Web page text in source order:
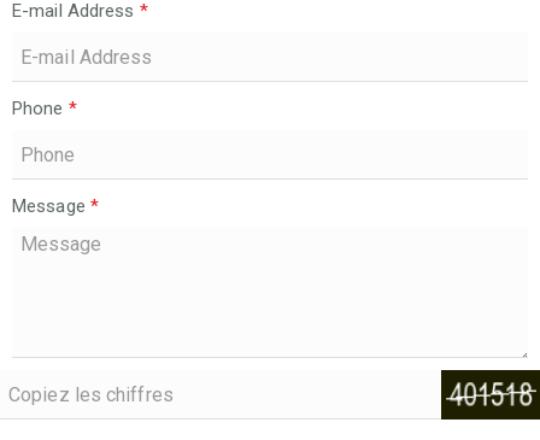
E-mail Address *
Phone *
Message *